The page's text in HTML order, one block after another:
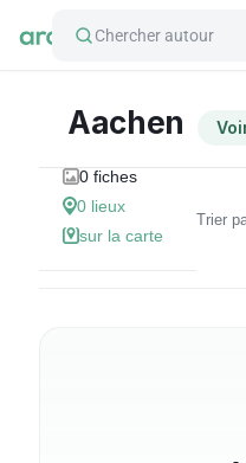
Chercher autour
Aachen
0 fiches
0 lieux
sur la carte
Trier